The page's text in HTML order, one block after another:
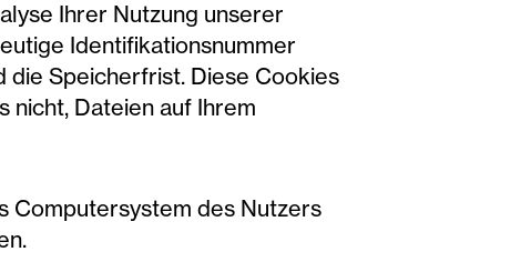
Ihrer Nutzung unserer
Identifikationsnummer
die Speicherfrist. Diese Cookies
nicht, Dateien auf Ihrem
Computersystem des Nutzers